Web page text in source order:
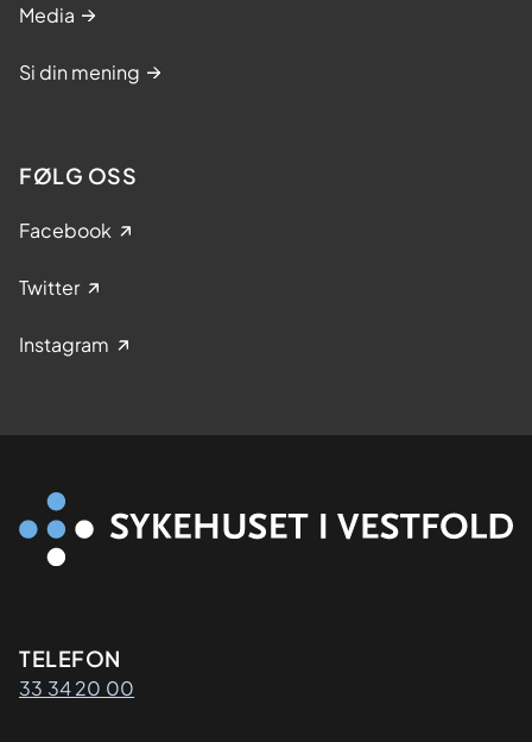
Media
Si din mening
FØLG OSS
Facebook
Twitter
Instagram
Kontaktinformasjon
TELEFON
33 34 20 00